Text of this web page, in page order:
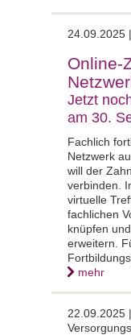
24.09.2025 |
Online-
Jetzt
am 30.
Fachlich
Netzwerk
will der
verbinden.
virtuelle
fachlichen
knüpfen
erweitern.
mehr
22.09.2025 |